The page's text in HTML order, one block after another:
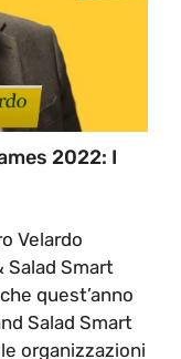
2022: I
Velardo
Salad Smart
quest’anno
Salad Smart
organizzazioni